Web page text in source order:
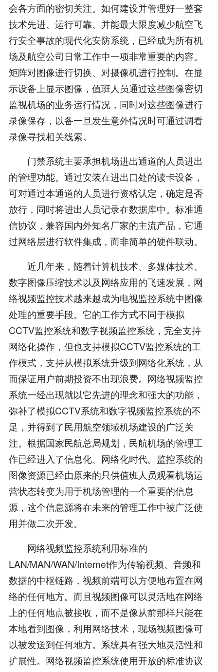
会各方面的密切关注。如何建设并管理好一整套
技术先进、运行可靠、并能最大限度减少航空飞
行安全事故的现代化安防系统，已经成为所有机
场及航空公司日常工作中一项非常重要的内容。
矩阵对图像进行切换、对摄像机进行控制。在显
示设备上显示图像，值班人员通过这些图像密切
监视机场的业务运行情况，同时对这些图像进行
录像保存，以备一旦发生意外情况时可通过调看
录像寻找相关线索。
门禁系统主要承担机场进出通道的人员进出
的管理功能。通过安装在进出口处的读卡设备，
可对通过本通道的人员进行资格认定，确定是否
放行，同时将进出人员记录在数据库中。标准通
信协议，兼容国内外知名厂家的主流产品，它通
过网络层进行软件集成，而非简单的硬件联动。
近几年来，随着计算机技术、多媒体技术、
数字图像压缩技术以及网络应用的飞速发展，网
络视频监控技术越来越成为电视监控系统中图像
处理的重要手段。它的工作方式不同于模拟
CCTV监控系统和数字视频监控系统，完全支持
网络化操作，但也支持模拟CCTV监控系统的工
作模式，支持从模拟系统升级到网络化系统，从
而保证用户前期投资不出现浪费。网络视频监控
系统一经出现就以它先进的理念和强大的功能，
弥补了模拟CCTV系统和数字视频监控系统的不
足，并得到了民用航空领域机场建设的广泛关
注。根据国家民航总局规划，民航机场的管理工
作已经进入了信息化、网络化时代。监控系统的
图像资源已经由原来的只供值班人员观看机场运
营状态转变为用于机场管理的一个重要的信息
源，这个信息源将在未来的管理工作中被广泛使
用并做二次开发。
网络视频监控系统利用标准的
LAN/MAN/WAN/Internet作为传输视频、音频和
数据的中枢链路，视频前端可以方便地布置在网
络的任何地方。而且视频图像可以灵活地在网络
上的任何地点被接收，而不是像从前那样只能在
本地看到图像，利用网络技术，现场视频图像可
以被发送到任何地方。系统具有强大地灵活性和
扩展性。网络视频监控系统使用开放的标准协议